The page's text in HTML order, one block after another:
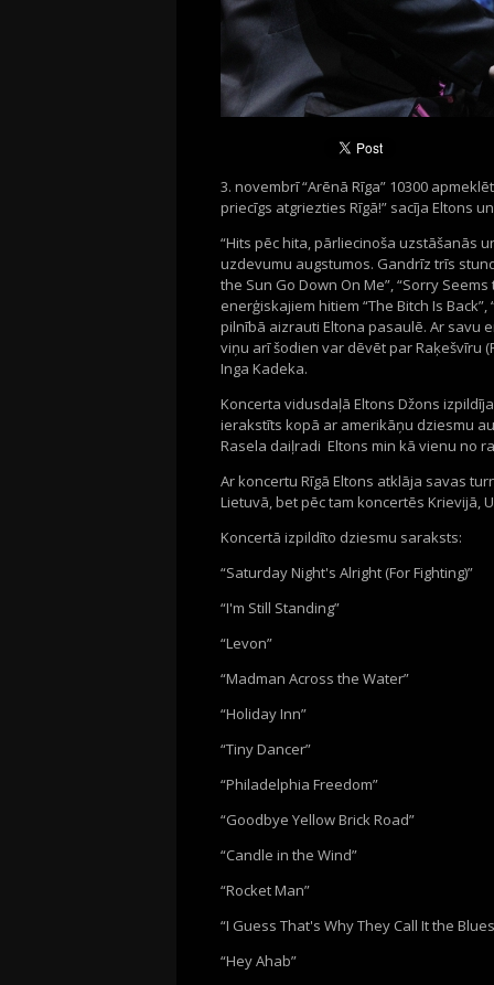
3. novembrī “Arēnā Rīga” 10300
priecīgs atgriezties Rīgā!” sacīja Eltons
“Hits pēc hita, pārliecinoša uzstāšanās
uzdevumu augstumos. Gandrīz trīs
the Sun Go Down On Me”, “Sorry
enerģiskajiem hitiem “The Bitch Is
pilnībā aizrauti Eltona pasaulē. Ar savu
viņu arī šodien var dēvēt par Raķešvīru
Inga Kadeka.
Koncerta vidusdaļā Eltons Džons
ierakstīts kopā ar amerikāņu dziesmu
Rasela daiļradi Eltons min kā vienu no
Ar koncertu Rīgā Eltons atklāja savas
Lietuvā, bet pēc tam koncertēs Krievijā,
Koncertā izpildīto dziesmu saraksts:
“Saturday Night's Alright (For Fighting)”
“I'm Still Standing”
“Levon”
“Madman Across the Water”
“Holiday Inn”
“Tiny Dancer”
“Philadelphia Freedom”
“Goodbye Yellow Brick Road”
“Candle in the Wind”
“Rocket Man”
“I Guess That's Why They Call It the
“Hey Ahab”